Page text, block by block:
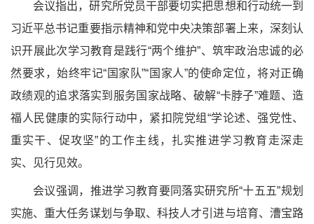
会议指出，研究所党员干部要切实把思想和行动统一到
习近平总书记重要指示精神和党中央决策部署上来，深刻认
识开展此次学习教育是践行“两个维护”、筑牢政治忠诚的必
然要求，始终牢记“ 国家队”“ 国家人”的使命定位，将对正确
政绩观的追求落实到服务国家战略、破解“卡脖子”难题、造
福人民健康的实际行动中 ， 紧扣院党组 “学论述、强党性、
重实干、促攻坚” 的工作主线，扎实推进学习教育走深走
实、见行见效。
会议强调 ， 推进学习教育要 同 落实研究所“十五五”规划
实施、 重大任务谋划与争取、科技人才引进与培育、漕宝路